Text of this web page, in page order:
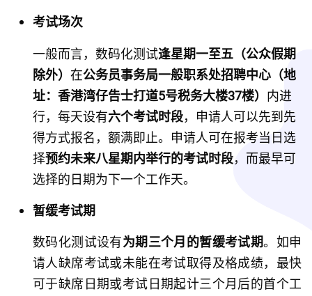
考试场次
一般而言，数码化测试逢星期一至五（公众假期
除外）在公务员事务局一般职系处招聘中心（地
址：香港湾仔告士打道5号税务大楼37楼） 内进
行，每天设有六个考试时段，申请人可以先到先
得方式报名，额满即止。申请人可在报考当日选
择预约未来八星期内举行的考试时段，而最早可
选择的日期为下一个工作天。
暂缓考试期
数码化测试设有为期三个月的暂缓考试期。如申
请人缺席考试或未能在考试取得及格成绩，最快
可于缺席日期或考试日期起计三个月后的首个工